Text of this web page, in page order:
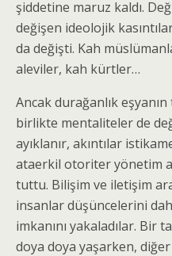
şiddetine maruz kaldı.
değişen ideolojik
da değişti. Kah
aleviler, kah kürtler…
Ancak durağanlık eşyanın
birlikte mentaliteler de
ayıklanır, akıntılar
ataerkil otoriter yönetim
tuttu. Bilişim ve iletişim
insanlar düşüncelerini
imkanını yakaladılar. Bir
doya doya yaşarken,